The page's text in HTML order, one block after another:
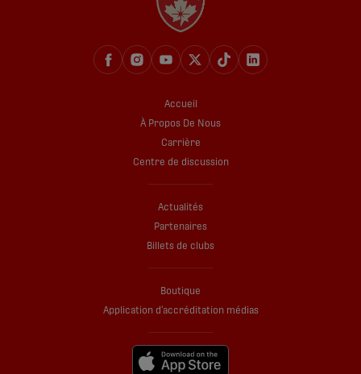
Accueil
À Propos De Nous
Carrière
Centre de discussion
Actualités
Partenaires
Billets de clubs
Boutique
Application d’accréditation médias